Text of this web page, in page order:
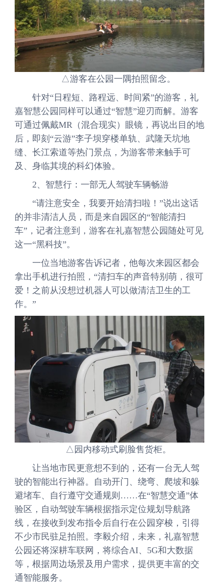
△游客在公园一隅拍照留念。
针对“日程短、路程远、时间紧”的游客，礼
嘉智慧公园同样可以通过“智慧”迎刃而解。游客
可通过佩戴MR（混合现实）眼镜，再说出目的地
后，即刻“云游”李子坝穿楼单轨、武隆天坑地
缝、长江索道等热门景点，为游客带来触手可
及、身临其境的科幻体验。
2、智慧行：一部无人驾驶车辆畅游
“请注意安全，我要开始清扫啦！”说出这话
的并非清洁人员，而是来自园区的“智能清扫
车”，记者注意到，游客在礼嘉智慧公园随处可见
这一“黑科技”。
一位当地游客告诉记者，他每次来园区都会
拿出手机进行拍照，“清扫车的声音特别萌，很可
爱！之前从没想过机器人可以做清洁卫生的工
作。”
△园内移动式刷脸售货柜。
让当地市民更意想不到的，还有一台无人驾
驶的智能出行神器。自动开门、绕弯、爬坡和躲
避堵车、自行遵守交通规则……在“智慧交通”体
验区，自动驾驶车辆根据指示定位规划导航路
线，在接收到发布指令后自行在公园穿梭，引得
不少市民驻足拍照。李毅介绍，未来，礼嘉智慧
公园还将深耕车联网，将综合AI、5G和大数据
等，根据周边场景及用户需求，提供更丰富的交
通智能服务。